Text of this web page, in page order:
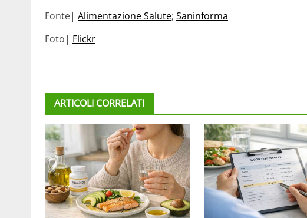
Fonte| Alimentazione Salute; Saninforma
Foto| Flickr
ARTICOLI CORRELATI